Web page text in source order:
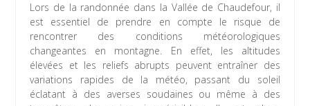
Lors de la randonnée dans la Vallée de Chaudefour, il
est essentiel de prendre en compte le risque de
rencontrer des conditions météorologiques
changeantes en montagne. En effet, les altitudes
élevées et les reliefs abrupts peuvent entraîner des
variations rapides de la météo, passant du soleil
éclatant à des averses soudaines ou même à des